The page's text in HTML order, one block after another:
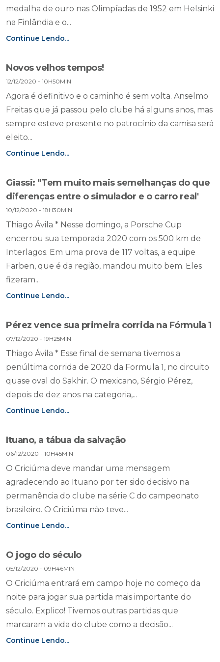
medalha de ouro nas Olimpíadas de 1952 em Helsinki
na Finlândia e o...
Continue Lendo...
Novos velhos tempos!
12/12/2020 - 10H50MIN
Agora é definitivo e o caminho é sem volta. Anselmo
Freitas que já passou pelo clube há alguns anos, mas
sempre esteve presente no patrocínio da camisa será
eleito...
Continue Lendo...
Giassi: "Tem muito mais semelhanças do que
diferenças entre o simulador e o carro real'
10/12/2020 - 18H30MIN
Thiago Ávila * Nesse domingo, a Porsche Cup
encerrou sua temporada 2020 com os 500 km de
Interlagos. Em uma prova de 117 voltas, a equipe
Farben, que é da região, mandou muito bem. Eles
fizeram...
Continue Lendo...
Pérez vence sua primeira corrida na Fórmula 1
07/12/2020 - 19H25MIN
Thiago Ávila * Esse final de semana tivemos a
penúltima corrida de 2020 da Formula 1, no circuito
quase oval do Sakhir. O mexicano, Sérgio Pérez,
depois de dez anos na categoria,...
Continue Lendo...
Ituano, a tábua da salvação
06/12/2020 - 10H45MIN
O Criciúma deve mandar uma mensagem
agradecendo ao Ituano por ter sido decisivo na
permanência do clube na série C do campeonato
brasileiro. O Criciúma não teve...
Continue Lendo...
O jogo do século
05/12/2020 - 09H46MIN
O Criciúma entrará em campo hoje no começo da
noite para jogar sua partida mais importante do
século. Explico! Tivemos outras partidas que
marcaram a vida do clube como a decisão...
Continue Lendo...